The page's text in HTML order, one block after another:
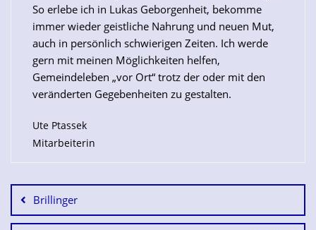
So erlebe ich in Lukas Geborgenheit, bekomme
immer wieder geistliche Nahrung und neuen Mut,
auch in persönlich schwierigen Zeiten. Ich werde
gern mit meinen Möglichkeiten helfen,
Gemeindeleben „vor Ort“ trotz der oder mit den
veränderten Gegebenheiten zu gestalten.
Ute Ptassek
Mitarbeiterin
Brillinger